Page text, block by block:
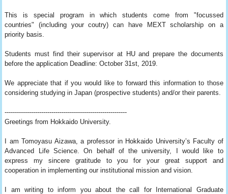
This is special program in which students come from "focussed
countries" (including your coutry) can have MEXT scholarship on a
priority basis.
Students must find their supervisor at HU and prepare the documents
before the application Deadline: October 31st, 2019.
We appreciate that if you would like to forward this information to those
considering studying in Japan (prospective students) and/or their parents.
------------------------------------------------------------
Greetings from Hokkaido University.
I am Tomoyasu Aizawa, a professor in Hokkaido University’s Faculty of
Advanced Life Science. On behalf of the university, I would like to
express my sincere gratitude to you for your great support and
cooperation in implementing our institutional mission and vision.
I am writing to inform you about the call for International Graduate